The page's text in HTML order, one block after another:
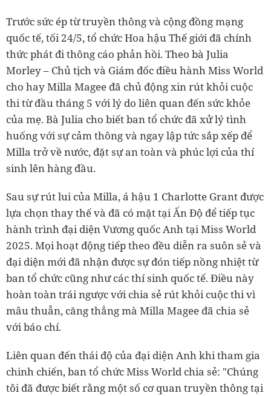
Trước sức ép từ truyền thông và cộng đồng mạng
quốc tế, tối 24/5, tổ chức Hoa hậu Thế giới đã chính
thức phát đi thông cáo phản hồi. Theo bà Julia
Morley – Chủ tịch và Giám đốc điều hành Miss World
cho hay Milla Magee đã chủ động xin rút khỏi cuộc
thi từ đầu tháng 5 với lý do liên quan đến sức khỏe
của mẹ. Bà Julia cho biết ban tổ chức đã xử lý tình
huống với sự cảm thông và ngay lập tức sắp xếp để
Milla trở về nước, đặt sự an toàn và phúc lợi của thí
sinh lên hàng đầu.
Sau sự rút lui của Milla, á hậu 1 Charlotte Grant được
lựa chọn thay thế và đã có mặt tại Ấn Độ để tiếp tục
hành trình đại diện Vương quốc Anh tại Miss World
2025. Mọi hoạt động tiếp theo đều diễn ra suôn sẻ và
đại diện mới đã nhận được sự đón tiếp nồng nhiệt từ
ban tổ chức cũng như các thí sinh quốc tế. Điều này
hoàn toàn trái ngược với chia sẻ rút khỏi cuộc thi vì
mâu thuẫn, căng thẳng mà Milla Magee đã chia sẻ
với báo chí.
Liên quan đến thái độ của đại diện Anh khi tham gia
chinh chiến, ban tổ chức Miss World chia sẻ: "Chúng
tôi đã được biết rằng một số cơ quan truyền thông tại